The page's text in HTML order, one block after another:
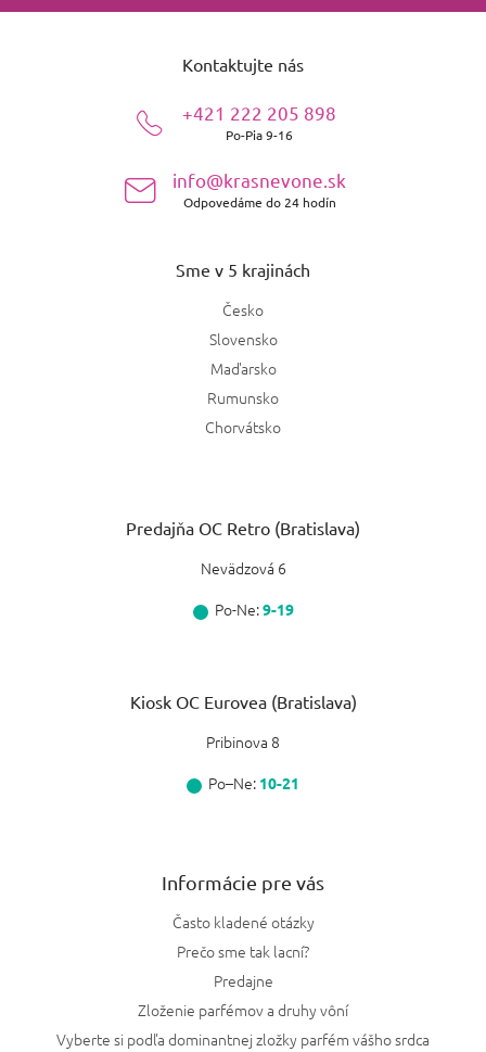
Kontaktujte nás
+421 222 205 898
Po-Pia 9-16
info@krasnevone.sk
Odpovedáme do 24 hodín
Sme v 5 krajinách
Česko
Slovensko
Maďarsko
Rumunsko
Chorvátsko
Predajňa OC Retro (Bratislava)
Nevädzová 6
Po-Ne:9-19
Kiosk OC Eurovea (Bratislava)
Pribinova 8
Po–Ne: 10-21
Informácie pre vás
Často kladené otázky
Prečo sme tak lacní?
Predajne
Zloženie parfémov a druhy vôní
Vyberte si podľa dominantnej zložky parfém vášho srdca